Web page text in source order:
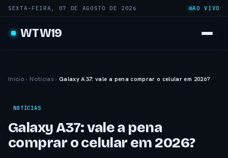
SEXTA-FEIRA, 07 DE AGOSTO DE 2026 AO VIVO
WTW19
Início › Notícias › Galaxy A37: vale a pena comprar o celular em 2026?
NOTÍCIAS
Galaxy A37: vale a pena
comprar o celular em 2026?